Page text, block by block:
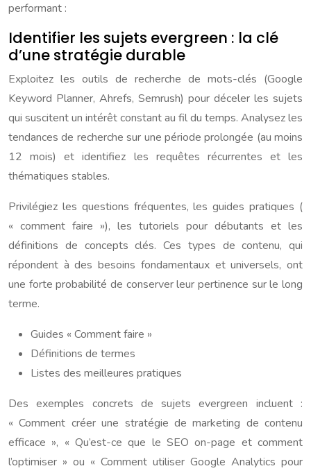
performant :
Identifier les sujets evergreen : la clé
d’une stratégie durable
Exploitez les outils de recherche de mots-clés (Google
Keyword Planner, Ahrefs, Semrush) pour déceler les sujets
qui suscitent un intérêt constant au fil du temps. Analysez les
tendances de recherche sur une période prolongée (au moins
12 mois) et identifiez les requêtes récurrentes et les
thématiques stables.
Privilégiez les questions fréquentes, les guides pratiques (
« comment faire »), les tutoriels pour débutants et les
définitions de concepts clés. Ces types de contenu, qui
répondent à des besoins fondamentaux et universels, ont
une forte probabilité de conserver leur pertinence sur le long
terme.
Guides « Comment faire »
Définitions de termes
Listes des meilleures pratiques
Des exemples concrets de sujets evergreen incluent :
« Comment créer une stratégie de marketing de contenu
efficace », « Qu’est-ce que le SEO on-page et comment
l’optimiser » ou « Comment utiliser Google Analytics pour